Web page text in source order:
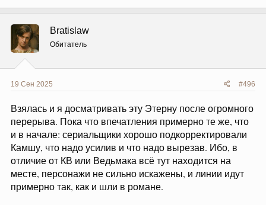
Bratislaw
Обитатель
19 Сен 2025 #496
Взялась и я досматривать эту Этерну после огромного
перерыва. Пока что впечатления примерно те же, что
и в начале: сериальщики хорошо подкорректировали
Камшу, что надо усилив и что надо вырезав. Ибо, в
отличие от КВ или Ведьмака всё тут находится на
месте, персонажи не сильно искажены, и линии идут
примерно так, как и шли в романе.